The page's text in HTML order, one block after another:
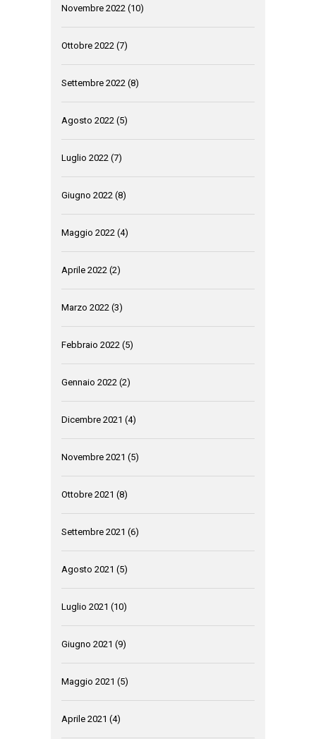
Novembre 2022 (10)
Ottobre 2022 (7)
Settembre 2022 (8)
Agosto 2022 (5)
Luglio 2022 (7)
Giugno 2022 (8)
Maggio 2022 (4)
Aprile 2022 (2)
Marzo 2022 (3)
Febbraio 2022 (5)
Gennaio 2022 (2)
Dicembre 2021 (4)
Novembre 2021 (5)
Ottobre 2021 (8)
Settembre 2021 (6)
Agosto 2021 (5)
Luglio 2021 (10)
Giugno 2021 (9)
Maggio 2021 (5)
Aprile 2021 (4)